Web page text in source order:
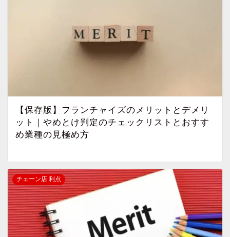
【保存版】フランチャイズのメリットとデメリ
ット｜やめとけ判定のチェックリストとおすす
め業種の見極め方
チェーン店 利点